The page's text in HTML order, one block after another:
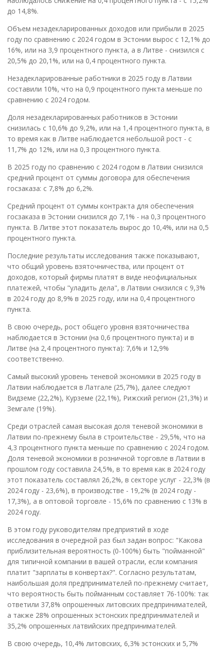
до 14,8%.
Объем незадекларированных доходов или прибыли в 2025
году по сравнению с 2024 годом в Эстонии вырос с 12,1% до
16%, или на 3,9 процентного пункта, а в Литве - снизился с
20,5% до 20,1%, или на 0,4 процентного пункта.
Незадекларированные работники в 2025 году в Латвии
составили 10%, что на 0,9 процентного пункта меньше по
сравнению с 2024 годом.
Доля незадекларированных работников в Эстонии
снизилась с 10,6% до 9,2%, или на 1,4 процентного пункта, в
то время как в Литве наблюдается небольшой рост - с
11,7% до 12%, или на 0,3 процентного пункта.
В 2025 году по сравнению с 2024 годом в Латвии снизился
средний процент от суммы договора для обеспечения
госзаказа: с 7,8% до 6,2%.
Средний процент от суммы контракта для обеспечения
госзаказа в Эстонии снизился до 7,1% - на 0,3 процентного
пункта. В Литве этот показатель вырос до 10,4%, или на 0,5
процентного пункта.
Последние результаты исследования также показывают,
что общий уровень взяточничества, или процент от
доходов, который фирмы платят в виде неофициальных
платежей, чтобы "уладить дела", в Латвии снизился с 9,3%
в 2024 году до 8,9% в 2025 году, или на 0,4 процентного
пункта.
В свою очередь, рост общего уровня взяточничества
наблюдается в Эстонии (на 0,6 процентного пункта) и в
Литве (на 2,4 процентного пункта): 7,6% и 12,9%
соответственно.
Самый высокий уровень теневой экономики в 2025 году в
Латвии наблюдается в Латгале (25,7%), далее следуют
Видземе (22,2%), Курземе (22,1%), Рижский регион (21,3%) и
Земгале (19%).
Среди отраслей самая высокая доля теневой экономики в
Латвии по-прежнему была в строительстве - 29,5%, что на
4,3 процентного пункта меньше по сравнению с 2024 годом.
Доля теневой экономики в розничной торговле в Латвии в
прошлом году составила 24,5%, в то время как в 2024 году
этот показатель составлял 26,2%, в секторе услуг - 22,3% (в
2024 году - 23,6%), в производстве - 19,2% (в 2024 году -
17,3%), а в оптовой торговле - 15,6% по сравнению с 13% в
2024 году.
В этом году руководителям предприятий в ходе
исследования в очередной раз был задан вопрос: "Какова
приблизительная вероятность (0-100%) быть "пойманной"
для типичной компании в вашей отрасли, если компания
платит "зарплаты в конвертах?". Согласно результатам,
наибольшая доля предпринимателей по-прежнему считает,
что вероятность быть пойманным составляет 76-100%: так
ответили 37,8% опрошенных литовских предпринимателей,
а также 28% опрошенных эстонских предпринимателей и
35,2% опрошенных латвийских предпринимателей.
В свою очередь, 10,4% литовских, 6,3% эстонских и 5,7%